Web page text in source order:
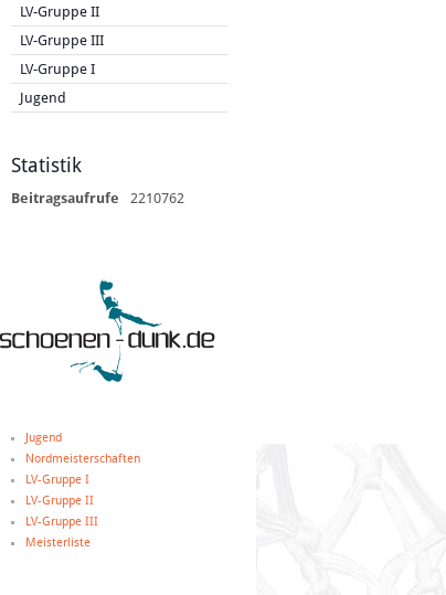
LV-Gruppe II
LV-Gruppe III
LV-Gruppe I
Jugend
Statistik
Beitragsaufrufe 2210762
Jugend
Nordmeisterschaften
LV-Gruppe I
LV-Gruppe II
LV-Gruppe III
Meisterliste